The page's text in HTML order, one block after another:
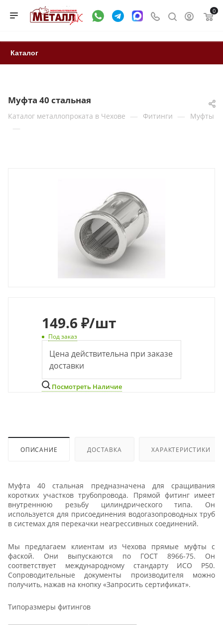
0
Каталог
Муфта 40 стальная
Каталог металлопроката в Чехове — Фитинги — Муфты
—
149.6 ₽/шт
Под заказ
Цена действительна при заказе
доставки
Посмотреть Наличие
ОПИСАНИЕ ДОСТАВКА ХАРАКТЕРИСТИКИ
Муфта 40 стальная предназначена для сращивания
коротких участков трубопровода. Прямой фитинг имеет
внутреннюю резьбу цилиндрического типа. Он
используется для присоединения водогазопроводных труб
в системах для перекачки неагрессивных соединений.
Мы предлагаем клиентам из Чехова прямые муфты с
фаской. Они выпускаются по ГОСТ 8966-75. Он
соответствует международному стандарту ИСО Р50.
Сопроводительные документы производителя можно
получить, нажав на кнопку «Запросить сертификат».
Типоразмеры фитингов